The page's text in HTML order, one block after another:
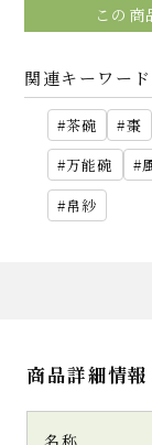
この
関連キーワード
茶碗 棗
万能碗
帛紗
商品詳細情報